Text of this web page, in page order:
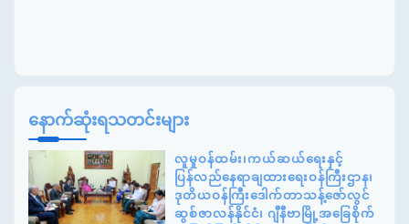
နောက်ဆုံးရသတင်းများ
လူမှုဝန်ထမ်း၊ကယ်ဆယ်ရေးနှင့်
ပြန်လည်နေရာချထားရေးဝန်ကြီးဌာန၊
ဒုတိယဝန်ကြီးဒေါက်တာသန့်ဇော်လွင်
ဆွစ်ဇာလန်နိုင်ငံ၊ ဂျီနီဗာမြို့အခြေစိုက်